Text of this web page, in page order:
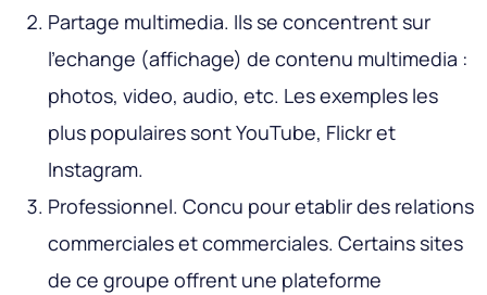
Partage multimedia. Ils se concentrent sur
l’echange (affichage) de contenu multimedia :
photos, video, audio, etc. Les exemples les
plus populaires sont YouTube, Flickr et
Instagram.
Professionnel. Concu pour etablir des relations
commerciales et commerciales. Certains sites
de ce groupe offrent une plateforme